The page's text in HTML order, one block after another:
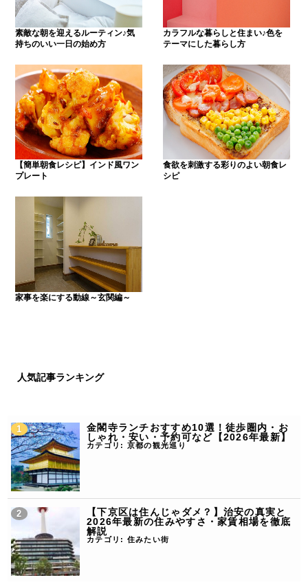
素敵な朝を迎えるルーティン♪気
持ちのいい一日の始め方
カラフルな暮らしと住まい♪色を
テーマにした暮らし方
【簡単朝食レシピ】インド風ワン
プレート
食欲を刺激する彩りのよい朝食レ
シピ
家事を楽にする動線～玄関編～
人気記事ランキング
金閣寺ランチおすすめ10選！徒歩圏内・お
しゃれ・安い・予約可など【2026年最新】
カテゴリ: 京都の観光巡り
【下京区は住んじゃダメ？】治安の真実と
2026年最新の住みやすさ・家賃相場を徹底
解説
カテゴリ: 住みたい街